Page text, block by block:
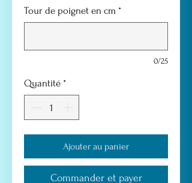
Tour de poignet en cm *
0/25
Quantité *
Ajouter au panier
Commander et payer